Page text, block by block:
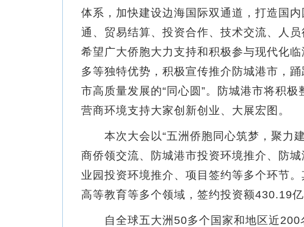
体系，加快建设边海国际双通道，打造国
通、贸易结算、投资合作、技术交流、人
希望广大侨胞大力支持和积极参与现代化
多等独特优势，积极宣传推介防城港市，
市高质量发展的“同心圆”。防城港市将积
营商环境支持大家创新创业、大展宏图。
本次大会以“五洲侨胞同心筑梦，聚力建
商侨领交流、防城港市投资环境推介、防
业园投资环境推介、项目签约等多个环节
高等教育等多个领域，签约投资额430.19亿
自全球五大洲50多个国家和地区近200